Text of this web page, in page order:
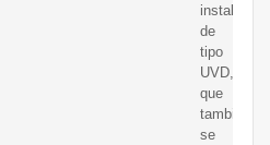
instalación
de
tipo
UVD,
que
también
se